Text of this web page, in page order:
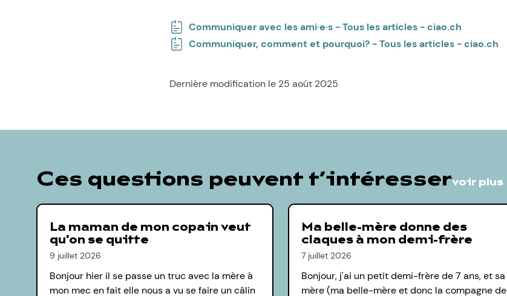
Communiquer avec les ami·e·s - Tous les articles - ciao.ch
Communiquer, comment et pourquoi? - Tous les articles - ciao.ch
Dernière modification le 25 août 2025
Ces questions peuvent t’intéresservoir plus
La maman de mon copain veut
qu'on se quitte
9 juillet 2026
Bonjour hier il se passe un truc avec la mère à
mon mec en fait elle nous a vu se faire un câlin
Ma belle-mère donne des
claques à mon demi-frère
7 juillet 2026
Bonjour, j'ai un petit demi-frère de 7 ans, et sa
mère (ma belle-mère et donc la compagne de